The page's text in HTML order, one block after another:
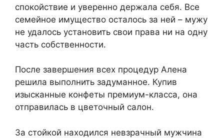
спокойствие и уверенно держала себя. Все
семейное имущество осталось за ней – мужу
не удалось установить свои права ни на одну
часть собственности.
После завершения всех процедур Алена
решила выполнить задуманное. Купив
изысканные конфеты премиум-класса, она
отправилась в цветочный салон.
За стойкой находился невзрачный мужчина